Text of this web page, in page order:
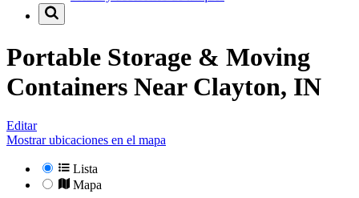
Portable Storage & Moving
Containers Near Clayton, IN
Editar
Mostrar ubicaciones en el mapa
Lista
Mapa